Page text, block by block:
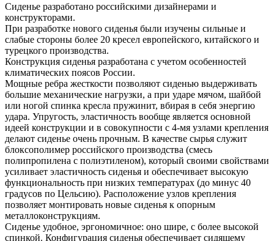
Сиденье разработано российскими дизайнерами и
конструкторами.
При разработке нового сиденья были изучены сильные и
слабые стороны более 20 кресел европейского, китайского и
турецкого производства.
Конструкция сиденья разработана с учетом особенностей
климатических поясов России.
Мощные ребра жесткости позволяют сиденью выдерживать
большие механические нагрузки, а при ударе мячом, шайбой
или ногой спинка кресла пружинит, вбирая в себя энергию
удара. Упругость, эластичность вообще является основной
идеей конструкции и в совокупности с 4-мя узлами крепления
делают сиденье очень прочным. В качестве сырья служит
блоксополимер российского производства (смесь
полипропилена с полиэтиленом), который своими свойствами
усиливает эластичность сиденья и обеспечивает высокую
функциональность при низких температурах (до минус 40
градусов по Цельсию). Расположение узлов крепления
позволяет монтировать новые сиденья к опорным
металлоконструкциям.
Сиденье удобное, эргономичное: оно шире, с более высокой
спинкой. Конфигурация сиденья обеспечивает сидящему